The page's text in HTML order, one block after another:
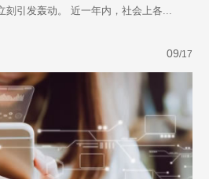
刻引发轰动。 近一年内，社会上各...
09/17